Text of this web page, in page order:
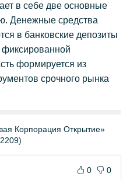
в себе две основные
Денежные средства
в банковские депозиты
фиксированной
формируется из
срочного рынка
Корпорация Открытие»
0 0